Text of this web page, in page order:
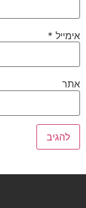
אימייל *
אתר